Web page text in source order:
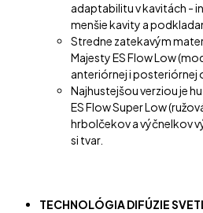
adaptabilitu v kavitách -
menšie kavity a
Stredne zatekavým
Majesty ES Flow Low
anteriórnej i posteriórnej
Najhustejšou verziou je
ES Flow Super Low
hrbolčekov a výčnelkov
si tvar.
TECHNOLÓGIA DIFÚZIE